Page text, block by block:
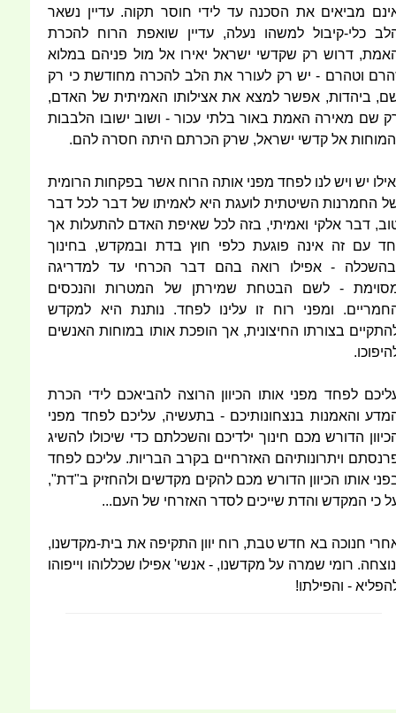
מביאים את הסכנה עד לידי חוסר תקוה. עדיין נשאר
כלי-קיבול למשהו נעלה, עדיין שואפת הרוח להכרת
דרוש רק שקדשי ישראל יאירו אל מול פניהם במלוא
וטהרם - יש רק לעורר את הלב להכרה מחודשת כי רק
ביהדות, אפשר למצא את אצילותו האמיתית של האדם,
שם מאירה האמת באור בלתי עכור - ושוב ישובו הלבבות
אל קדשי ישראל, שרק הכרתם היתה חסרה להם.
יש ויש לנו לפחד מפני אותה הרוח אשר בפקחות הרומית
החמרנות השיטתית לועגת היא לאמיתו של דבר לכל דבר
דבר אלקי ואמיתי, בזה לכל שאיפת האדם להתעלות אך
עם זה אינה פוגעת כלפי חוץ בדת ובמקדש, בחינוך
- אפילו רואה בהם דבר הכרחי עד למדריגה
- לשם הבטחת שמירתן של המטרות והנכסים
ומפני רוח זו עלינו לפחד. נותנת היא למקדש
בצורתו החיצונית, אך הופכת אותו במוחות האנשים
לפחד מפני אותו הכיוון הרוצה להביאכם לידי הכרת
והאמנות בנצחונותיכם - בתעשיה, עליכם לפחד מפני
הדורש מכם חינוך ילדיכם והשכלתם כדי שיכולו להשיג
ויתרונותיהם האזרחיים בקרב הבריות. עליכם לפחד
אותו הכיוון הדורש מכם להקים מקדשים ולהחזיק ב"דת",
כי המקדש והדת שייכים לסדר האזרחי של העם...
חנוכה בא חדש טבת, רוח יוון התקיפה את בית-מקדשנו,
רומי שמרה על מקדשנו, - אנשי' אפילו שכללוהו וייפוהו
- והפילתו!